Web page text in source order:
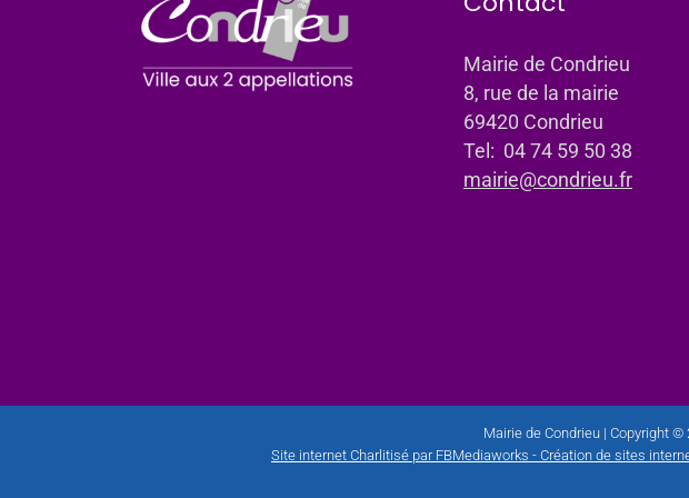
Mairie de Condrieu
8, rue de la mairie
69420 Condrieu
Tel: 04 74 59 50 38
mairie@condrieu.fr
Mairie de Condrieu | Copyright ©
Site internet Charlitisé par FBMediaworks - Création de sites